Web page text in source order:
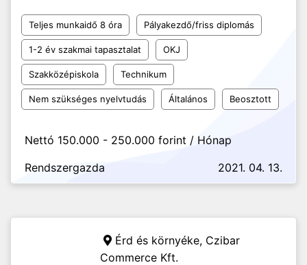
Teljes munkaidő 8 óra Pályakezdő/friss diplomás
1-2 év szakmai tapasztalat OKJ
Szakközépiskola Technikum
Nem szükséges nyelvtudás Általános Beosztott
Nettó 150.000 - 250.000 forint / Hónap
Rendszergazda
2021. 04. 13.
Érd és környéke, Czibar
Commerce Kft.